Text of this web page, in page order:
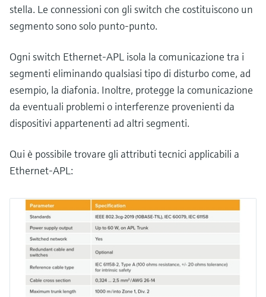
stella. Le connessioni con gli switch che costituiscono un
segmento sono solo punto-punto.
Ogni switch Ethernet-APL isola la comunicazione tra i
segmenti eliminando qualsiasi tipo di disturbo come, ad
esempio, la diafonia. Inoltre, protegge la comunicazione
da eventuali problemi o interferenze provenienti da
dispositivi appartenenti ad altri ​​segmenti.
Qui è possibile trovare gli attributi tecnici applicabili a
Ethernet-APL: